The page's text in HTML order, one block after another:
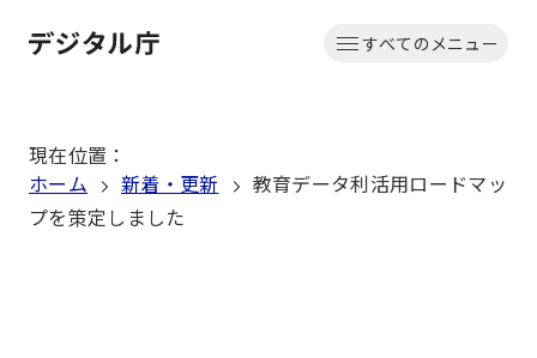
文
動
すべてのメニュー
現在位置 ：
ホーム
新着・更新
教育データ利活用ロードマッ
プを策定しました